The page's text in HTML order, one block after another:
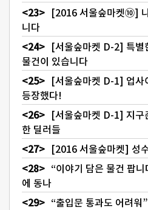
[2016 서울숲마켓⑩]
니다
[서울숲마켓 D-2] 특별
물건이 있습니다
[서울숲마켓 D-1] 업사
등장했다!
[서울숲마켓 D-1] 지구
한 딜러들
[2016 서울숲마켓] 성
“이야기 담은 물건 팝
에 동나
“출입문 통과도 어려